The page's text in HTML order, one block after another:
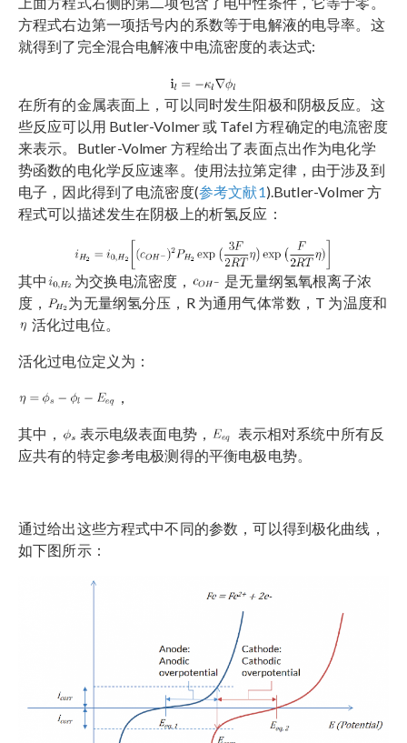
方程式右边第一项括号内的系数等于电解液的电导率。这
就得到了完全混合电解液中电流密度的表达式:
在所有的金属表面上，可以同时发生阳极和阴极反应。这
些反应可以用 Butler-Volmer 或 Tafel 方程确定的电流密度
来表示。Butler-Volmer 方程给出了表面点出作为电化学
势函数的电化学反应速率。使用法拉第定律，由于涉及到
电子，因此得到了电流密度(参考文献1).Butler-Volmer 方
程式可以描述发生在阴极上的析氢反应：
其中 为交换电流密度，
是无量纲氢氧根离子浓
度，
为无量纲氢分压，R 为通用气体常数，T 为温​​度和
活化过电位。
活化过电位定义为：
其中， 表示电级表面电势，
表示相对系统中所有反
应共有的特定参考电极测得的平衡电极电势。
通过给出这些方程式中不同的参数，可以得到极化曲线，
如下图所示：